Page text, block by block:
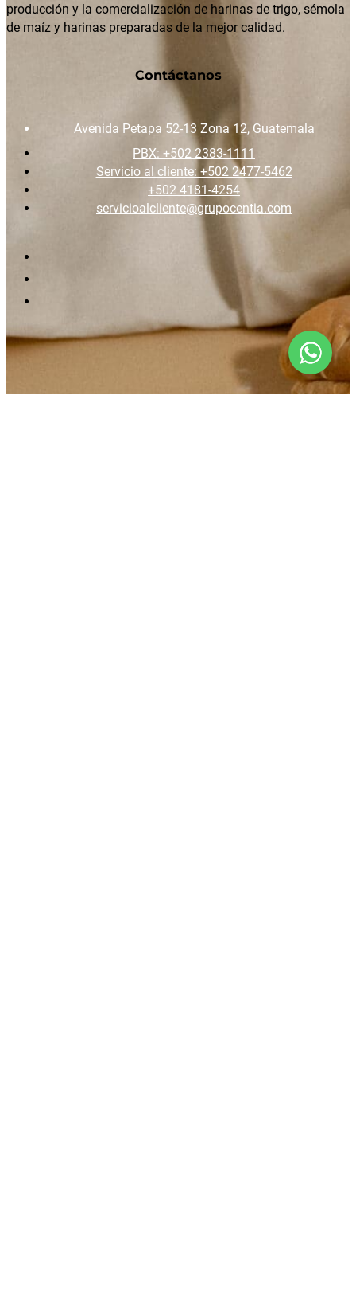
producción y la comercialización de harinas de trigo, sémola
de maíz y harinas preparadas de la mejor calidad.
Contáctanos
Avenida Petapa 52-13 Zona 12, Guatemala
PBX: +502 2383-1111
Servicio al cliente: +502 2477-5462
+502 4181-4254
servicioalcliente@grupocentia.com